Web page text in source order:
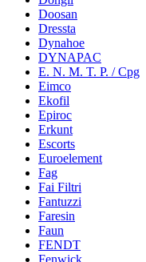
Doosan
Dressta
Dynahoe
DYNAPAC
E. N. M. T. P. / Cpg
Eimco
Ekofil
Epiroc
Erkunt
Escorts
Euroelement
Fag
Fai Filtri
Fantuzzi
Faresin
Faun
FENDT
Fenwick